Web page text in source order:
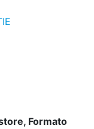
Formato